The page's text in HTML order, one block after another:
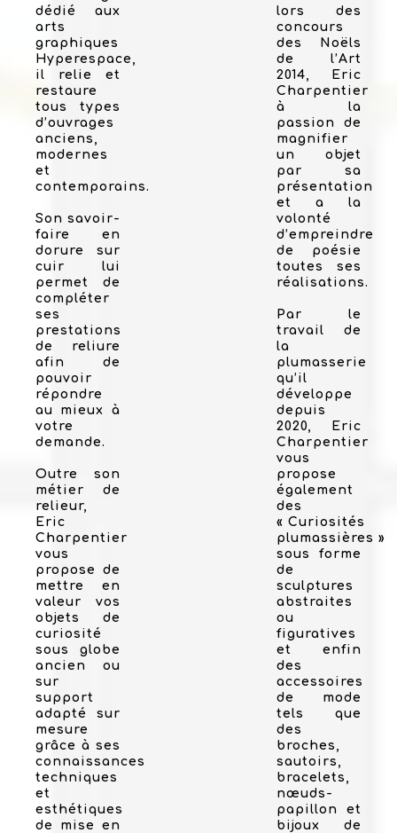
dédié aux
arts
graphiques
Hyperespace,
il relie et
restaure
tous types
d’ouvrages
anciens,
modernes
et
contemporains.
Son savoir-
faire en
dorure sur
cuir lui
permet de
compléter
ses
prestations
de reliure
afin de
pouvoir
répondre
au mieux à
votre
demande.
Outre son
métier de
relieur,
Eric
Charpentier
vous
propose de
mettre en
valeur vos
objets de
curiosité
sous globe
ancien ou
sur
support
adapté sur
mesure
grâce à ses
connaissances
techniques
et
esthétiques
de mise en
lors des
concours
des Noëls
de l’Art
2014, Eric
Charpentier
à la
passion de
magnifier
un objet
par sa
présentation
et a la
volonté
d’empreindre
de poésie
toutes ses
réalisations.
Par le
travail de
la
plumasserie
qu’il
développe
depuis
2020, Eric
Charpentier
vous
propose
également
des
« Curiosités
plumassières »
sous forme
de
sculptures
abstraites
ou
figuratives
et enfin
des
accessoires
de mode
tels que
des
broches,
sautoirs,
bracelets,
nœuds-
papillon et
bijoux de